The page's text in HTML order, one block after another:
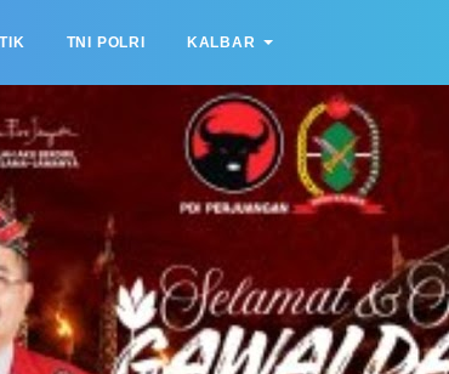
TNI POLRI KALBAR